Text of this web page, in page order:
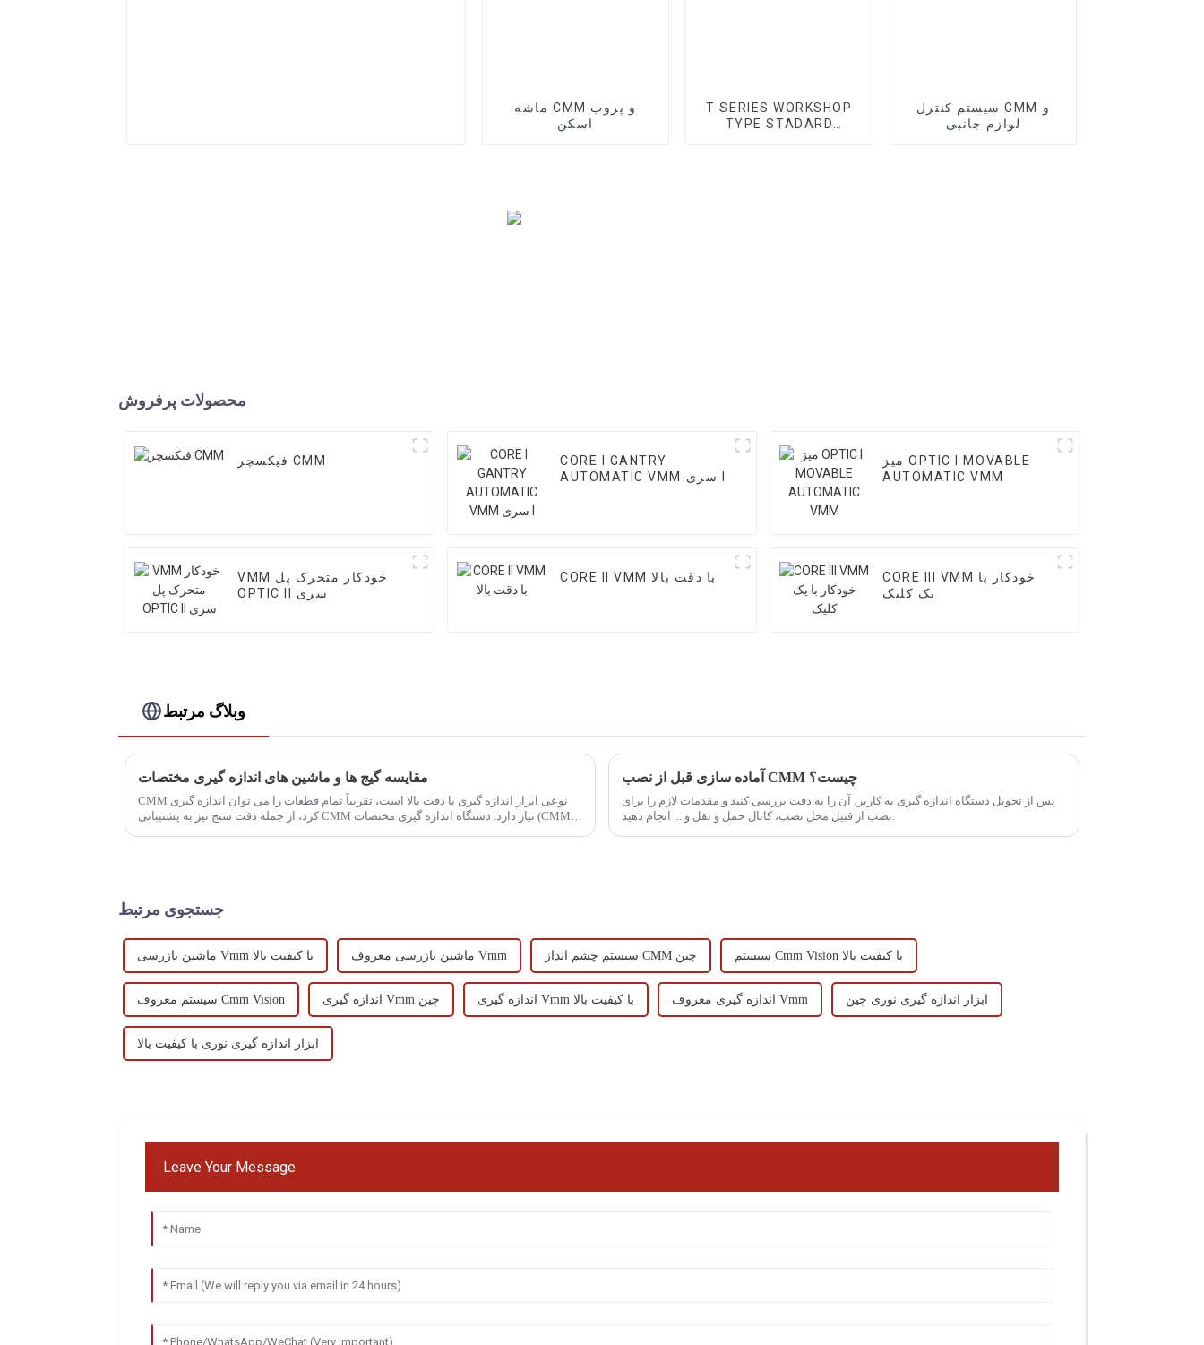
ماشه CMM و پروب
اسکن
T SERIES WORKSHOP
TYPE STADARD
سیستم کنترل CMM و
لوازم جانبی
محصولات پرفروش
فیکسچر CMM
CORE I GANTRY
میز OPTIC I MOVABLE
AUTOMATIC VMM
VMM خودکار متحرک پل
OPTIC II سری
CORE II VMM با دقت بالا
CORE III VMM خودکار با
یک کلیک
وبلاگ مرتبط
مقایسه گیج ها و ماشین های اندازه گیری مختصات
CMM نوعی ابزار اندازه گیری با دقت بالا است، تقریباً تمام قطعات را می توان اندازه گیری
کرد، از جمله دقت سنج نیز به پشتیبانی CMM نیاز دارد. دستگاه اندازه گیری مختصات (CMM)
آماده سازی قبل از نصب CMM چیست؟
پس از تحویل دستگاه اندازه گیری به کاربر، آن را به دقت بررسی کنید و مقدمات لازم را برای
جستجوی مرتبط
ماشین بازرسی Vmm با کیفیت بالا ماشین بازرسی معروف Vmm سیستم چشم انداز CMM چین سیستم Cmm Vision با کیفیت بالا
سیستم معروف Cmm Vision اندازه گیری Vmm چین اندازه گیری Vmm با کیفیت بالا اندازه گیری معروف Vmm ابزار اندازه گیری نوری چین
ابزار اندازه گیری نوری با کیفیت بالا
Leave Your Message